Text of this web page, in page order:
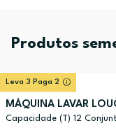
Produtos
Leva 3 Paga 2
MÁQUINA LAVAR
Capacidade (T) 12